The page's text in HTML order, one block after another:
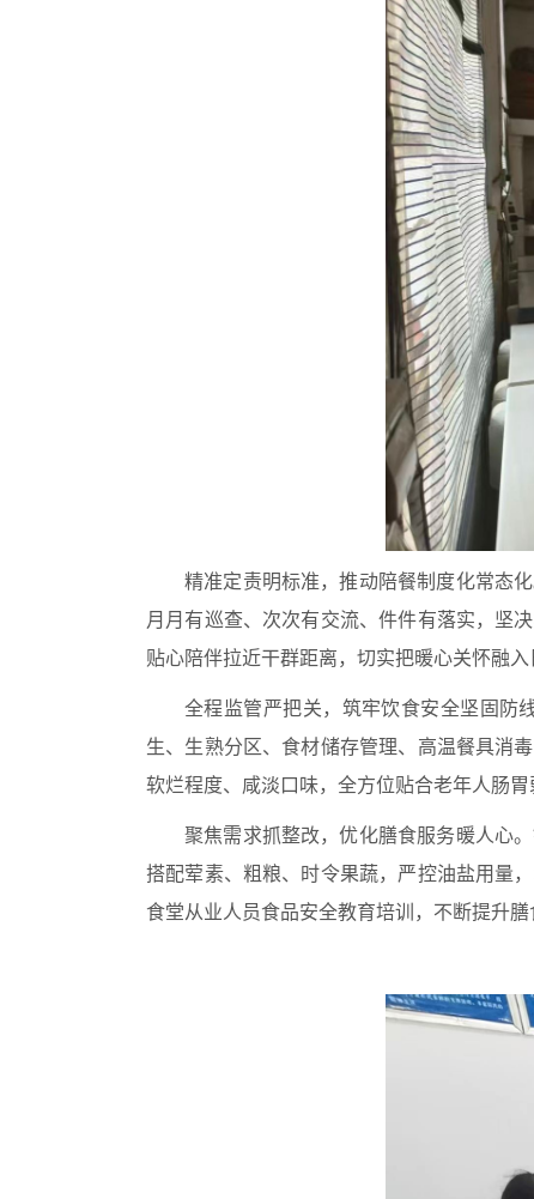
精准定责明标准，推动陪餐制度化常态
月月有巡查、次次有交流、件件有落实，坚
贴心陪伴拉近干群距离，切实把暖心关怀融入
全程监管严把关，筑牢饮食安全坚固防
生、生熟分区、食材储存管理、高温餐具消
软烂程度、咸淡口味，全方位贴合老年人肠胃
聚焦需求抓整改，优化膳食服务暖人心
搭配荤素、粗粮、时令果蔬，严控油盐用量
食堂从业人员食品安全教育培训，不断提升